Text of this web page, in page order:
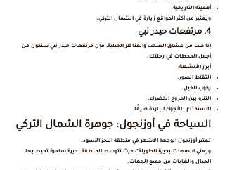
أهميته التاريخية.
ويعتبر من أكثر المواقع زيارة في الشمال التركي.
4. مرتفعات حيدر نبي
إذا كنت من عشاق السحب والمناظر الجبلية، فإن مرتفعات حيدر نبي ستكون من
أجمل المحطات في رحلتك.
أبرز الأنشطة:
التقاط الصور.
ركوب الخيل.
التنزه بين المروج الخضراء.
الاستمتاع بالأجواء الباردة صيفًا.
السياحة في أوزنجول: جوهرة الشمال التركي
تعتبر أوزنجول الوجهة الأشهر في منطقة البحر الأسود.
ويعني اسمها "البحيرة الطويلة"، حيث تتوسط المنطقة بحيرة ساحرة تحيط بها
الجبال والغابات من جميع الجهات.